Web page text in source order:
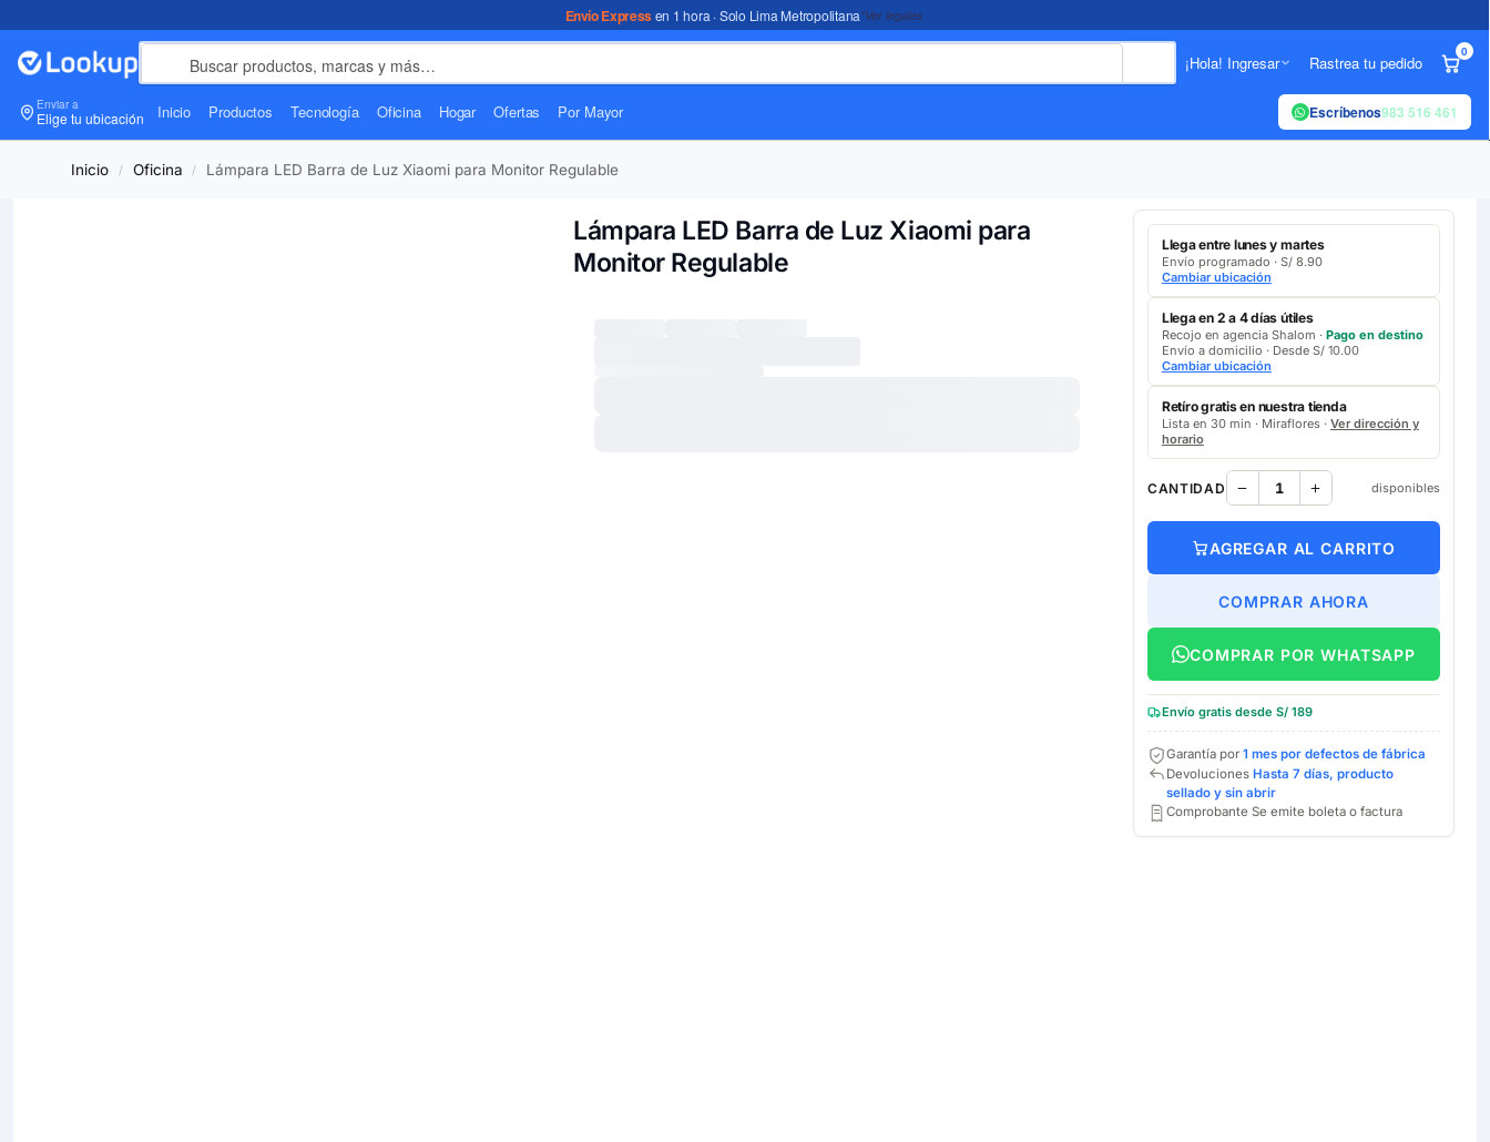
Envío Expressen 1 hora · Solo Lima Metropolitana*Ver legales
¡Hola! Ingresar Rastrea tu pedido
0
Enviar a
Elige tu ubicación Inicio Productos Tecnología Oficina Hogar Ofertas Por Mayor Escríbenos983 516 461
Inicio / Oficina / Lámpara LED Barra de Luz Xiaomi para Monitor Regulable
Lámpara LED Barra de Luz Xiaomi para
Monitor Regulable
Llega entre lunes y martes
Envío programado · S/ 8.90
Cambiar ubicación
Llega en 2 a 4 días útiles
Recojo en agencia Shalom · Pago en destino
Envío a domicilio · Desde S/ 10.00
Cambiar ubicación
Retíro gratis en nuestra tienda
Lista en 30 min · Miraflores · Ver dirección y
horario
CANTIDAD disponibles
AGREGAR AL CARRITO
COMPRAR AHORA
COMPRAR POR WHATSAPP
Envío gratis desde S/ 189
Garantía por 1 mes por defectos de fábrica
Devoluciones Hasta 7 días, producto
sellado y sin abrir
Comprobante Se emite boleta o factura